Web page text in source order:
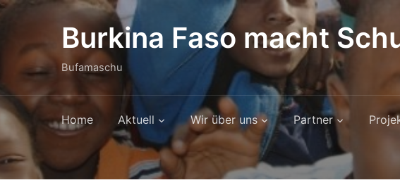
Burkina Faso macht
Bufamaschu
Home Aktuell Wir über uns Partner